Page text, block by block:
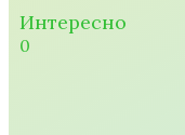
Интересно
0